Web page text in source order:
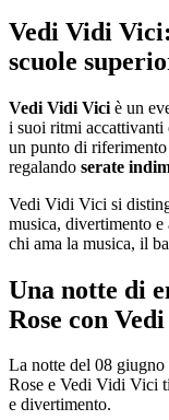
Vedi Vidi
scuole
Vedi Vidi Vici è un
i suoi ritmi accattivanti
un punto di
regalando serate
Vedi Vidi Vici si
musica, divertimento
chi ama la musica, il
Una notte di
Rose con
La notte del 08
Rose e Vedi Vidi Vici
e divertimento.